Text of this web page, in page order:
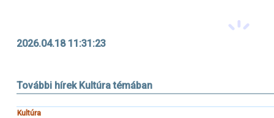
2026.04.18 11:31:23
További hírek Kultúra témában
Kultúra